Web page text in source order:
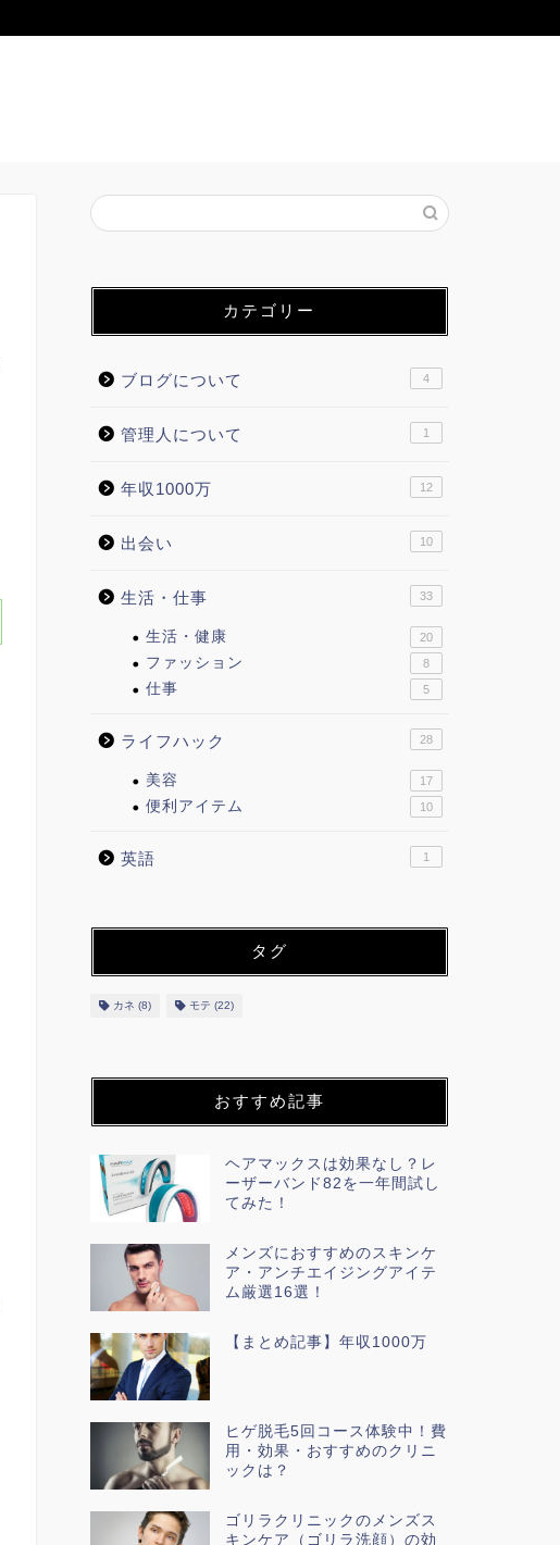
カテゴリー
ブログについて 4
管理人について 1
年収1000万 12
出会い 10
生活・仕事 33
生活・健康 20
ファッション 8
仕事 5
ライフハック 28
美容 17
便利アイテム 10
英語 1
タグ
カネ (8) モテ (22)
おすすめ記事
ヘアマックスは効果なし？レ
ーザーバンド82を一年間試し
てみた！
メンズにおすすめのスキンケ
ア・アンチエイジングアイテ
ム厳選16選！
【まとめ記事】年収1000万
ヒゲ脱毛5回コース体験中！費
用・効果・おすすめのクリニ
ックは？
ゴリラクリニックのメンズス
キンケア（ゴリラ洗顔）の効